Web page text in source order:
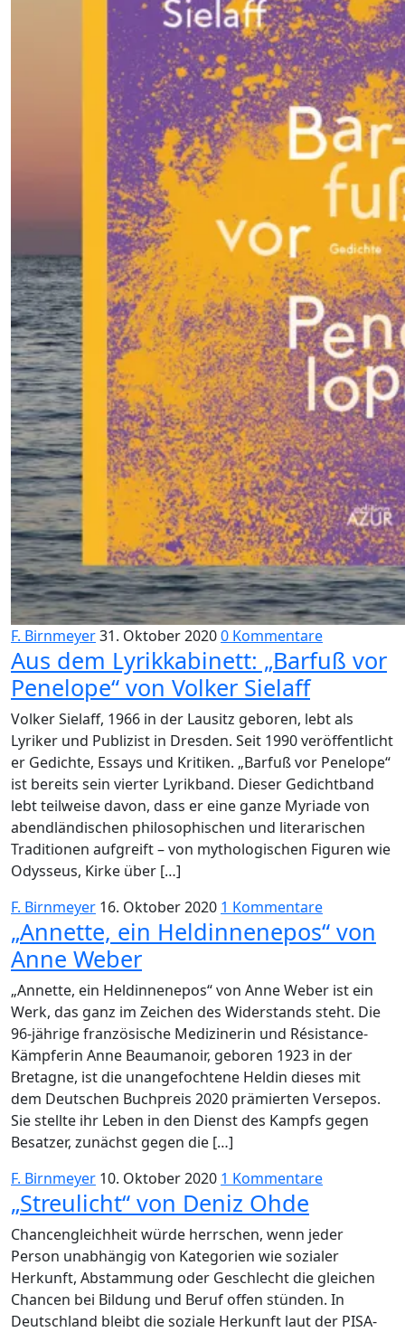
F. Birnmeyer31. Oktober 20200 Kommentare
Aus dem Lyrikkabinett: „Barfuß vor
Penelope“ von Volker Sielaff
Volker Sielaff, 1966 in der Lausitz geboren, lebt als
Lyriker und Publizist in Dresden. Seit 1990 veröffentlicht
er Gedichte, Essays und Kritiken. „Barfuß vor Penelope“
ist bereits sein vierter Lyrikband. Dieser Gedichtband
lebt teilweise davon, dass er eine ganze Myriade von
abendländischen philosophischen und literarischen
Traditionen aufgreift – von mythologischen Figuren wie
Odysseus, Kirke über […]
F. Birnmeyer 16. Oktober 2020 1 Kommentare
„Annette, ein Heldinnenepos“ von
Anne Weber
„Annette, ein Heldinnenepos“ von Anne Weber ist ein
Werk, das ganz im Zeichen des Widerstands steht. Die
96-jährige französische Medizinerin und Résistance-
Kämpferin Anne Beaumanoir, geboren 1923 in der
Bretagne, ist die unangefochtene Heldin dieses mit
dem Deutschen Buchpreis 2020 prämierten Versepos.
Sie stellte ihr Leben in den Dienst des Kampfs gegen
Besatzer, zunächst gegen die […]
F. Birnmeyer 10. Oktober 2020 1 Kommentare
„Streulicht“ von Deniz Ohde
Chancengleichheit würde herrschen, wenn jeder
Person unabhängig von Kategorien wie sozialer
Herkunft, Abstammung oder Geschlecht die gleichen
Chancen bei Bildung und Beruf offen stünden. In
Deutschland bleibt die soziale Herkunft laut der PISA-